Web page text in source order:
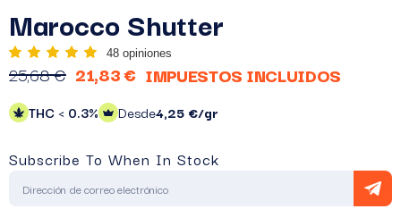
Marocco Shutter
48 opiniones
25,68 € 21,83 € IMPUESTOS INCLUIDOS
THC < 0.3% Desde4,25 €/gr
Subscribe To When In Stock